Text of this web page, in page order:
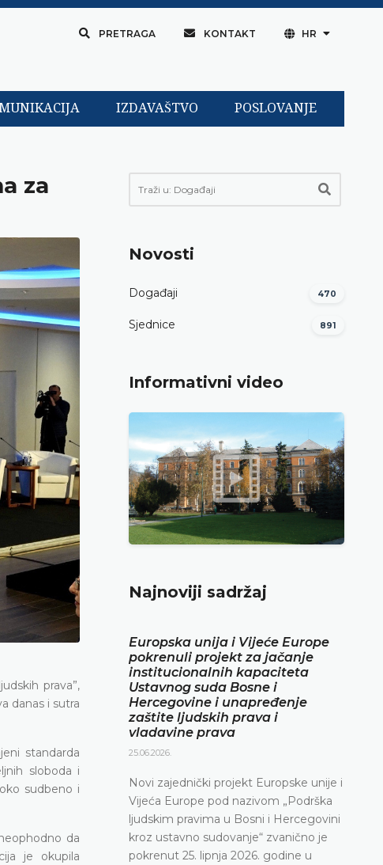
PRETRAGA KONTAKT HR
IZDAVAŠTVO POSLOVANJE
za
prava”,
danas i sutra
standarda
sloboda i
sudbeno i
da
je okupila
Novosti
Događaji 470
Sjednice 891
Informativni video
Najnoviji sadržaj
Europska unija i Vijeće Europe
pokrenuli projekt za jačanje
institucionalnih kapaciteta
Ustavnog suda Bosne i
Hercegovine i unapređenje
zaštite ljudskih prava i
vladavine prava
25.06.2026.
Novi zajednički projekt Europske unije i
Vijeća Europe pod nazivom „Podrška
ljudskim pravima u Bosni i Hercegovini
kroz ustavno sudovanje“ zvanično je
pokrenut 25. lipnja 2026. godine u